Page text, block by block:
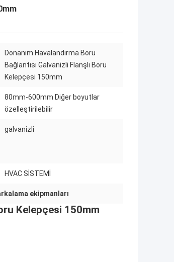
Donanım Havalandırma Boru
Bağlantısı Galvanizli Flanşlı Boru
Kelepçesi 150mm
80mm-600mm Diğer boyutlar
özelleştirilebilir
galvanizli
HVAC SİSTEMİ
ekipmanları
Kelepçesi 150mm